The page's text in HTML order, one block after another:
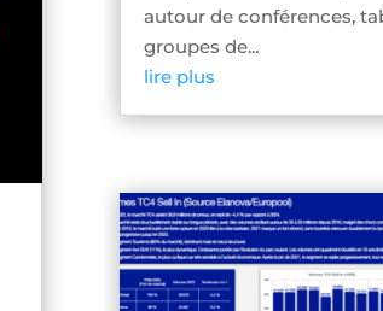
autour de conférences,
groupes de...
lire plus